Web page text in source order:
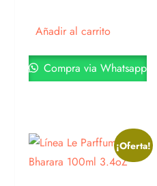
Añadir al carrito
Compra via Whatsapp
¡Oferta!